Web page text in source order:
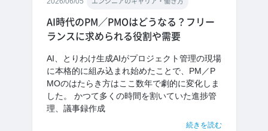
AI時代のPM／PMOはどうなる？フリー
ランスに求められる役割や需要
AI、とりわけ生成AIがプロジェクト管理の現場
に本格的に組み込まれ始めたことで、PM／P
MOのはたらき方はここ数年で劇的に変化しま
した。 かつて多くの時間を割いていた進捗管
理、議事録作成
続きを読む